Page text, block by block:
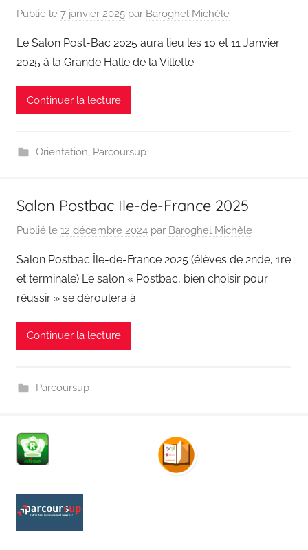
Publié le 7 janvier 2025 par Baroghel Michèle
Le Salon Post-Bac 2025 aura lieu les 10 et 11 Janvier
2025 à la Grande Halle de la Villette.
Continuer la lecture
Orientation, Parcoursup
Salon Postbac Ile-de-France 2025
Publié le 12 décembre 2024 par Baroghel Michèle
Salon Postbac Île-de-France 2025 (élèves de 2nde, 1re
et terminale) Le salon « Postbac, bien choisir pour
réussir » se déroulera à
Continuer la lecture
Parcoursup